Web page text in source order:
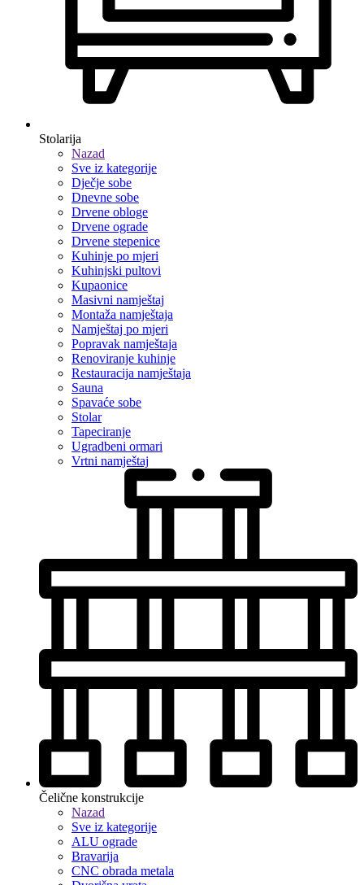
Stolarija
Nazad
Sve iz kategorije
Dječje sobe
Dnevne sobe
Drvene obloge
Drvene ograde
Drvene stepenice
Kuhinje po mjeri
Kuhinjski pultovi
Kupaonice
Masivni namještaj
Montaža namještaja
Namještaj po mjeri
Popravak namještaja
Renoviranje kuhinje
Restauracija namještaja
Sauna
Spavaće sobe
Stolar
Tapeciranje
Ugradbeni ormari
Vrtni namještaj
Čelične konstrukcije
Nazad
Sve iz kategorije
ALU ograde
Bravarija
CNC obrada metala